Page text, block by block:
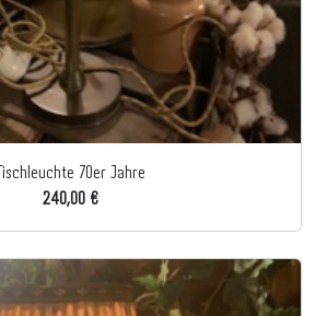
Tischleuchte 70er Jahre
240,00 €